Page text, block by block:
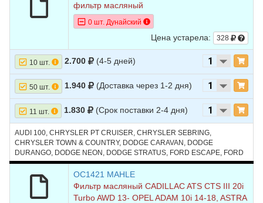
фильтр масляный
0 шт. Дунайский
Цена устарела: 328
10 шт. 2.700 (4-5 дней)
50 шт. 1.940 (Доставка через 1-2 дня)
11 шт. 1.830 (Срок поставки 2-4 дня)
AUDI 100, CHRYSLER PT CRUISER, CHRYSLER SEBRING,
CHRYSLER TOWN & COUNTRY, DODGE CARAVAN, DODGE
DURANGO, DODGE NEON, DODGE STRATUS, FORD ESCAPE, FORD
EXPLORER, FORD FOCUS, JEEP CHEROKEE, JEEP LIBERTY, JEEP
WRANGLER, MAZDA3, SATURN SC, SATURN SL, TOYOTA TUNDRA,
ГАЗ VOLGA SIBER
OC1421 MAHLE
Фильтр масляный CADILLAC ATS CTS III 20i
Turbo AWD 13- OPEL ADAM 10i 14-18, ASTRA